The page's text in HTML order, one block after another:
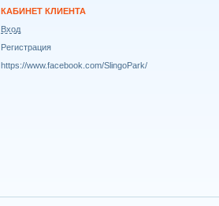
КАБИНЕТ КЛИЕНТА
Вход
Регистрация
https://www.facebook.com/SlingoPark/